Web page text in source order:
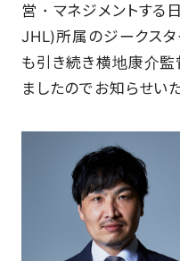
マイページはこち
CSR
SCHOOL
PARTNERS
営・マネジメントする
JHL)所属のジークス
も引き続き横地康介
ましたのでお知らせいた